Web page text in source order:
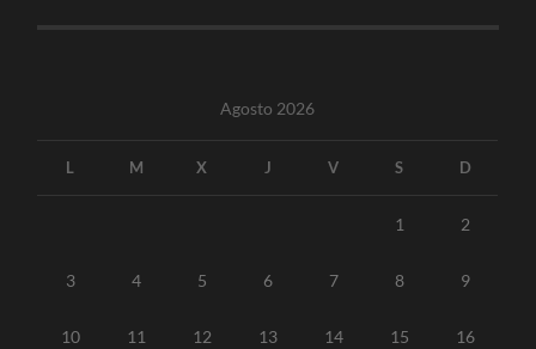
Agosto 2026
L M X J V S D
1 2
3 4 5 6 7 8 9
10 11 12 13 14 15 16